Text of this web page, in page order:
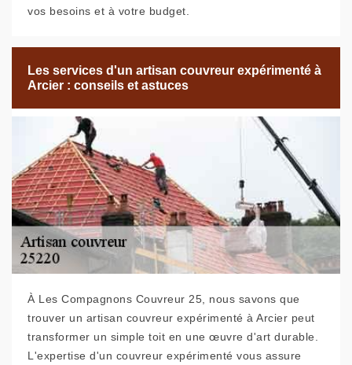
vos besoins et à votre budget.
Les services d'un artisan couvreur expérimenté à
Arcier : conseils et astuces
À Les Compagnons Couvreur 25, nous savons que
trouver un artisan couvreur expérimenté à Arcier peut
transformer un simple toit en une œuvre d'art durable.
L'expertise d'un couvreur expérimenté vous assure